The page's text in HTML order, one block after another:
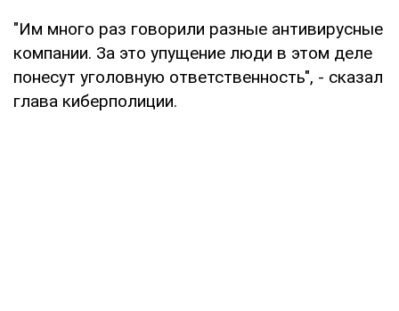
"Им много раз говорили разные антивирусные
компании. За это упущение люди в этом деле
понесут уголовную ответственность", - сказал
глава киберполиции.